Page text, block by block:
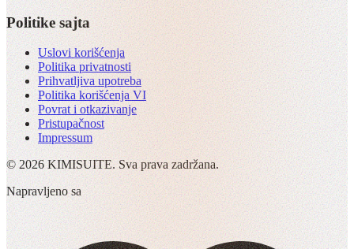
Politike sajta
Uslovi korišćenja
Politika privatnosti
Prihvatljiva upotreba
Politika korišćenja VI
Povrat i otkazivanje
Pristupačnost
Impressum
© 2026 KIMISUITE. Sva prava zadržana.
Napravljeno sa